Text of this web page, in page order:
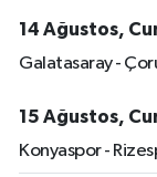
14 Ağustos,
Galatasaray -
15 Ağustos,
Konyaspor -